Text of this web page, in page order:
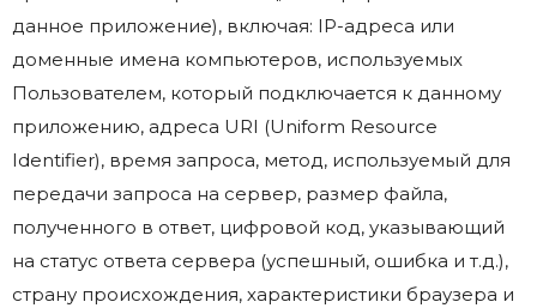
данное приложение), включая: IP-адреса или
доменные имена компьютеров, используемых
Пользователем, который подключается к данному
приложению, адреса URI (Uniform Resource
Identifier), время запроса, метод, используемый для
передачи запроса на сервер, размер файла,
полученного в ответ, цифровой код, указывающий
на статус ответа сервера (успешный, ошибка и т.д.),
страну происхождения, характеристики браузера и